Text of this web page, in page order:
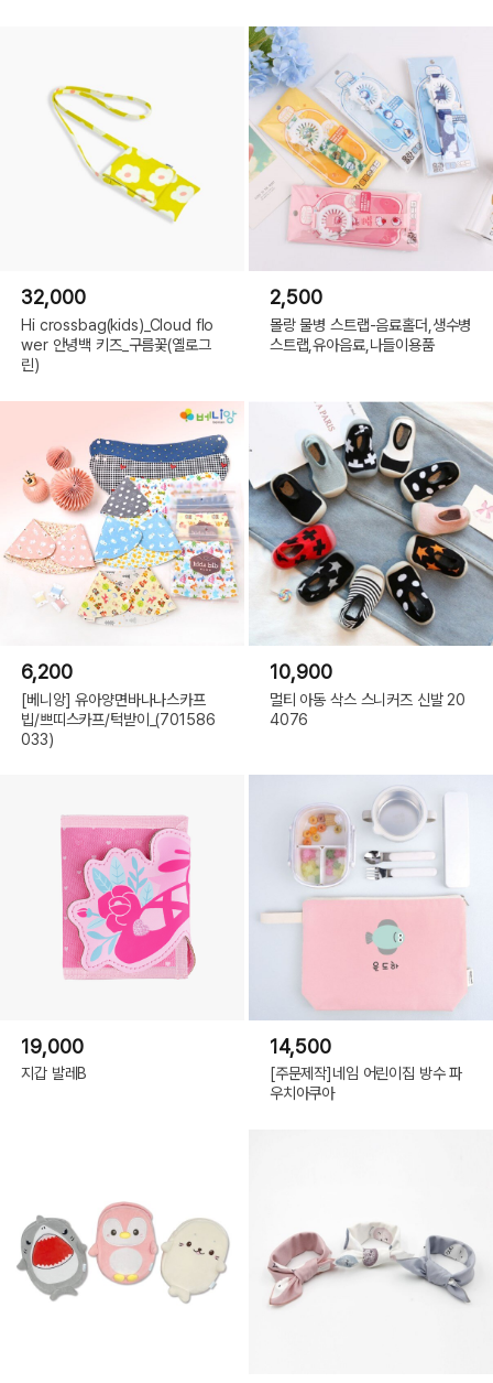
32,000
Hi crossbag(kids)_Cloud flo
wer 안녕백 키즈_구름꽃(옐로그
린)
2,500
몰랑 물병 스트랩-음료홀더,생수병
스트랩,유아음료,나들이용품
6,200
[베니앙] 유아양면바나나스카프
빕/쁘띠스카프/턱받이_(701586
033)
10,900
멀티 아동 삭스 스니커즈 신발 20
4076
19,000
지갑 발레B
14,500
[주문제작]네임 어린이집 방수 파
우치아쿠아